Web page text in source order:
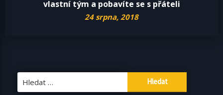
vlastní tým a pobavíte se s přáteli
24 srpna, 2018